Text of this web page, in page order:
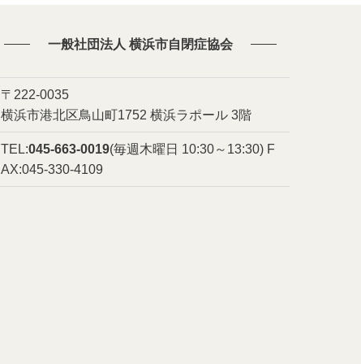
一般社団法人 横浜市自閉症協会
〒222-0035
横浜市港北区鳥山町1752 横浜ラポール 3階
TEL:045-663-0019(毎週木曜日 10:30～13:30) F
AX:045-330-4109